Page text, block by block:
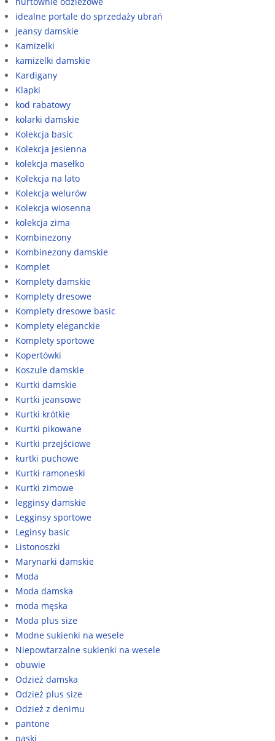
idealne portale do sprzedaży ubrań
jeansy damskie
Kamizelki
kamizelki damskie
Kardigany
Klapki
kod rabatowy
kolarki damskie
Kolekcja basic
Kolekcja jesienna
kolekcja masełko
Kolekcja na lato
Kolekcja welurów
Kolekcja wiosenna
kolekcja zima
Kombinezony
Kombinezony damskie
Komplet
Komplety damskie
Komplety dresowe
Komplety dresowe basic
Komplety eleganckie
Komplety sportowe
Kopertówki
Koszule damskie
Kurtki damskie
Kurtki jeansowe
Kurtki krótkie
Kurtki pikowane
Kurtki przejściowe
kurtki puchowe
Kurtki ramoneski
Kurtki zimowe
legginsy damskie
Legginsy sportowe
Leginsy basic
Listonoszki
Marynarki damskie
Moda
Moda damska
moda męska
Moda plus size
Modne sukienki na wesele
Niepowtarzalne sukienki na wesele
obuwie
Odzież damska
Odzież plus size
Odzież z denimu
pantone
paski